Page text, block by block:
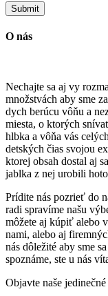
O nás
Nechajte sa aj vy
množstvách aby sme
dych berúcu vôňu a
miesta, o ktorých
hlbka a vôňa vás
detských čias svojou
ktorej obsah dostal aj
jablka z nej urobili
Prídite nás pozrieť do
radi spravíme našu
môžete aj kúpiť alebo
nami, alebo aj
nás dôležité aby sme
spoznáme, ste u nás
Objavte naše